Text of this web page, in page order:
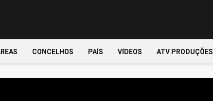
CONCELHOS PAÍS VÍDEOS ATV PRODUÇÕES